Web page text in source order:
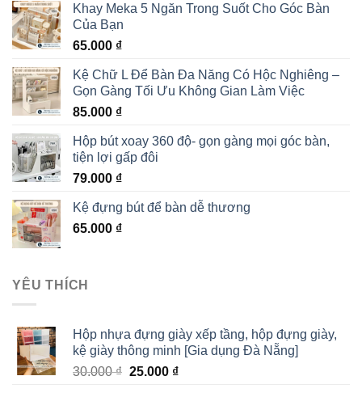
Khay Meka 5 Ngăn Trong Suốt Cho Góc Bàn
Của Bạn
65.000 ₫
Kệ Chữ L Để Bàn Đa Năng Có Hộc Nghiêng –
Gọn Gàng Tối Ưu Không Gian Làm Việc
85.000 ₫
Hộp bút xoay 360 độ- gọn gàng mọi góc bàn,
tiện lợi gấp đôi
79.000 ₫
Kệ đựng bút để bàn dễ thương
65.000 ₫
YÊU THÍCH
Hộp nhựa đựng giày xếp tầng, hộp đựng giày,
kệ giày thông minh [Gia dụng Đà Nẵng]
30.000₫ 25.000 ₫